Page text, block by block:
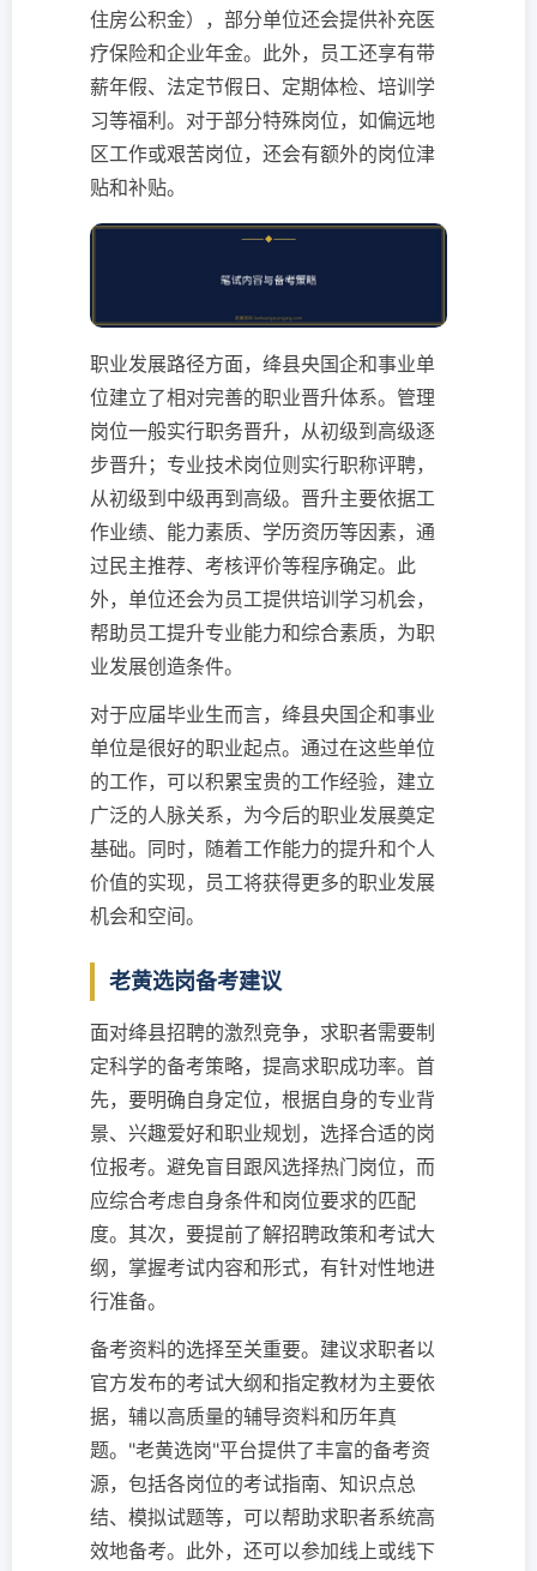
住房公积金），部分单位还会提供补充医
疗保险和企业年金。此外，员工还享有带
薪年假、法定节假日、定期体检、培训学
习等福利。对于部分特殊岗位，如偏远地
区工作或艰苦岗位，还会有额外的岗位津
贴和补贴。
职业发展路径方面，绛县央国企和事业单
位建立了相对完善的职业晋升体系。管理
岗位一般实行职务晋升，从初级到高级逐
步晋升；专业技术岗位则实行职称评聘，
从初级到中级再到高级。晋升主要依据工
作业绩、能力素质、学历资历等因素，通
过民主推荐、考核评价等程序确定。此
外，单位还会为员工提供培训学习机会，
帮助员工提升专业能力和综合素质，为职
业发展创造条件。
对于应届毕业生而言，绛县央国企和事业
单位是很好的职业起点。通过在这些单位
的工作，可以积累宝贵的工作经验，建立
广泛的人脉关系，为今后的职业发展奠定
基础。同时，随着工作能力的提升和个人
价值的实现，员工将获得更多的职业发展
机会和空间。
老黄选岗备考建议
面对绛县招聘的激烈竞争，求职者需要制
定科学的备考策略，提高求职成功率。首
先，要明确自身定位，根据自身的专业背
景、兴趣爱好和职业规划，选择合适的岗
位报考。避免盲目跟风选择热门岗位，而
应综合考虑自身条件和岗位要求的匹配
度。其次，要提前了解招聘政策和考试大
纲，掌握考试内容和形式，有针对性地进
行准备。
备考资料的选择至关重要。建议求职者以
官方发布的考试大纲和指定教材为主要依
据，辅以高质量的辅导资料和历年真
题。"老黄选岗"平台提供了丰富的备考资
源，包括各岗位的考试指南、知识点总
结、模拟试题等，可以帮助求职者系统高
效地备考。此外，还可以参加线上或线下